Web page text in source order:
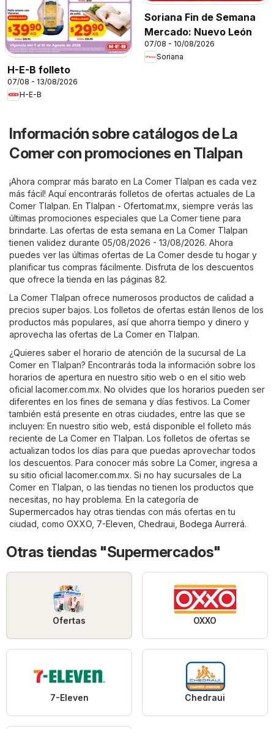
H-E-B folleto
07/08 - 13/08/2026
H-E-B
Soriana Fin de Semana
Mercado: Nuevo León
07/08 - 10/08/2026
Soriana
Información sobre catálogos de La
Comer con promociones en Tlalpan
¡Ahora comprar más barato en La Comer Tlalpan es cada vez
más fácil! Aquí encontrarás folletos de ofertas actuales de La
Comer Tlalpan. En Tlalpan - Ofertomat.mx , siempre verás las
últimas promociones especiales que La Comer tiene para
brindarte. Las ofertas de esta semana en La Comer Tlalpan
tienen validez durante 05/08/2026 - 13/08/2026. Ahora
puedes ver las últimas ofertas de La Comer desde tu hogar y
planificar tus compras fácilmente. Disfruta de los descuentos
que ofrece la tienda en las páginas 82.
La Comer Tlalpan ofrece numerosos productos de calidad a
precios super bajos. Los folletos de ofertas están llenos de los
productos más populares, así que ahorra tiempo y dinero y
aprovecha las ofertas de La Comer en Tlalpan.
¿Quieres saber el horario de atención de la sucursal de La
Comer en Tlalpan? Encontrarás toda la información sobre los
horarios de apertura en nuestro sitio web o en el sitio web
oficial lacomer.com.mx. No olvides que los horarios pueden ser
diferentes en los fines de semana y días festivos. La Comer
también está presente en otras ciudades, entre las que se
incluyen: En nuestro sitio web, está disponible el folleto más
reciente de La Comer en Tlalpan. Los folletos de ofertas se
actualizan todos los días para que puedas aprovechar todos
los descuentos. Para conocer más sobre La Comer, ingresa a
su sitio oficial lacomer.com.mx. Si no hay sucursales de La
Comer en Tlalpan, o las tiendas no tienen los productos que
necesitas, no hay problema. En la categoría de
Supermercados hay otras tiendas con más ofertas en tu
ciudad, como OXXO 7-Eleven Chedraui Bodega Aurrerá.
Otras tiendas "Supermercados"
Ofertas OXXO
7-Eleven Chedraui